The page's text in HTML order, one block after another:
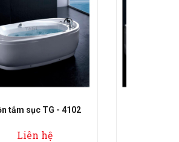
Bồn tắm sục TG - 4701
Liên hệ